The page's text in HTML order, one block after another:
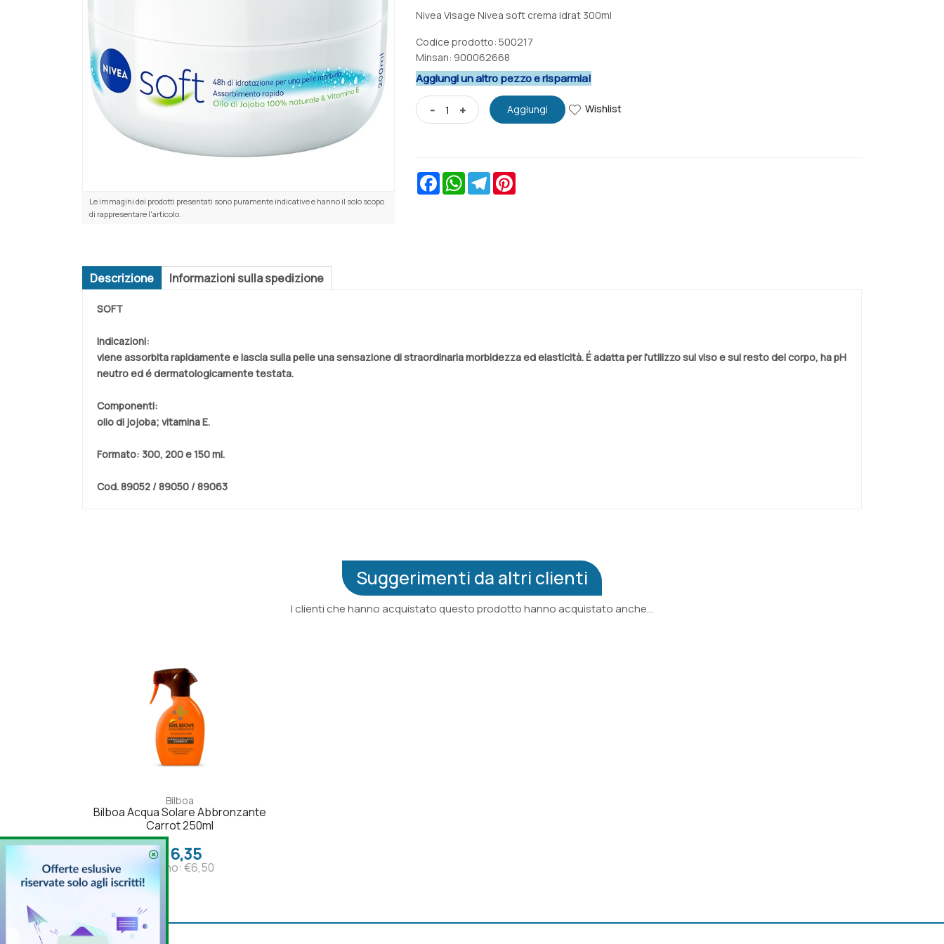
Le immagini dei prodotti presentati sono puramente indicative e hanno il solo scopo
di rappresentare l'articolo.
Nivea Visage Nivea soft crema idrat 300ml
Codice prodotto: 500217
Minsan: 900062668
Aggiungi un altro pezzo e risparmia!
- + Aggiungi Wishlist
FacebookWhatsAppTelegram
Descrizione Informazioni sulla spedizione
SOFT
Indicazioni:
viene assorbita rapidamente e lascia sulla pelle una sensazione di straordinaria morbidezza ed elasticità. É adatta per l'utilizzo sul viso e sul resto del corpo, ha pH
neutro ed é dermatologicamente testata.
Componenti:
olio di jojoba; vitamina E.
Formato: 300, 200 e 150 ml.
Cod.89052 / 89050 / 89063
Suggerimenti da altri clienti
I clienti che hanno acquistato questo prodotto hanno acquistato anche...
Bilboa
Bilboa Acqua Solare Abbronzante
Carrot 250ml
€ 6,35
Listino: €6,50